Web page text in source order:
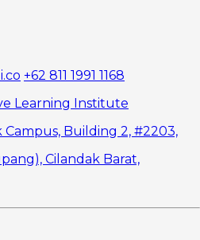
+62 811 1991 1168
Learning Institute
Campus, Building 2, #2203,
Cilandak Barat,